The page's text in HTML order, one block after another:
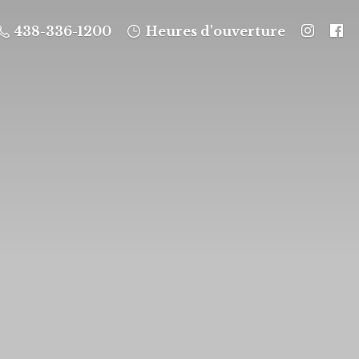
438-336-1200 Heures d'ouverture